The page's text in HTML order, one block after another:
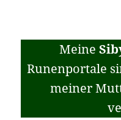
Meine
Runenportale
meiner